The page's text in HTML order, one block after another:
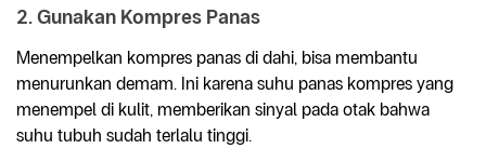
2. Gunakan Kompres Panas
Menempelkan kompres panas di dahi, bisa membantu
menurunkan demam. Ini karena suhu panas kompres yang
menempel di kulit, memberikan sinyal pada otak bahwa
suhu tubuh sudah terlalu tinggi.